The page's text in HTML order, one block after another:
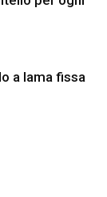
a lama fissa